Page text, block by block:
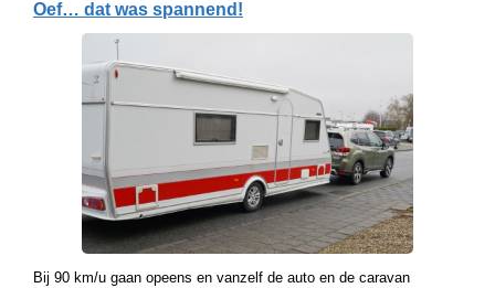
Oef… dat was spannend!
Bij 90 km/u gaan opeens en vanzelf de auto en de caravan